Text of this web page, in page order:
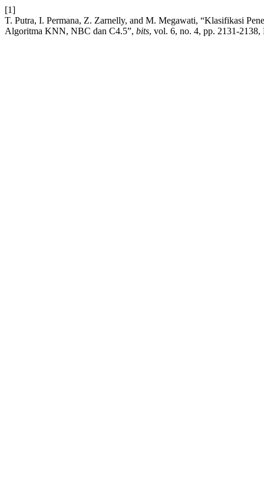
[1]
T. Putra, I. Permana, Z. Zarnelly, and M. Megawati, “Klasifikasi
Algoritma KNN, NBC dan C4.5”, bits, vol. 6, no. 4, pp. 2131-2138,